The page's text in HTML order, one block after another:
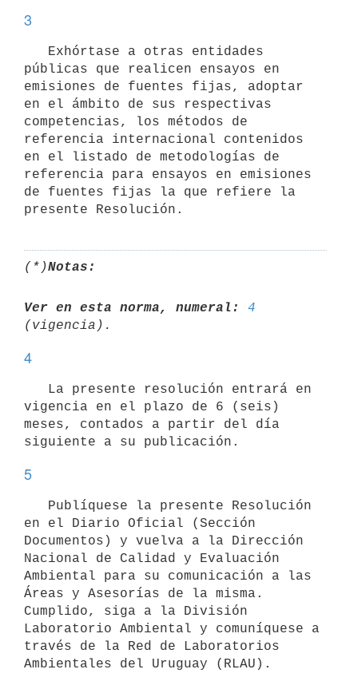
3
públicas que realicen ensayos en
emisiones de fuentes fijas, adoptar
en el ámbito de sus respectivas
competencias, los métodos de
referencia internacional contenidos
en el listado de metodologías de
referencia para ensayos en emisiones
de fuentes fijas la que refiere la
(*)Notas:
Ver en esta norma, numeral:
4
4
vigencia en el plazo de 6 (seis)
meses, contados a partir del día
5
en el Diario Oficial (Sección
Documentos) y vuelva a la Dirección
Nacional de Calidad y Evaluación
Ambiental para su comunicación a las
Áreas y Asesorías de la misma.
Cumplido, siga a la División
Laboratorio Ambiental y comuníquese a
través de la Red de Laboratorios
Ambientales del Uruguay (RLAU).